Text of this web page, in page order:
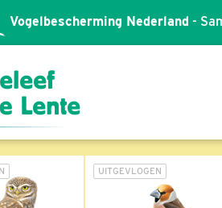
Vogelbescherming Nederland -
UITGEVLOGEN